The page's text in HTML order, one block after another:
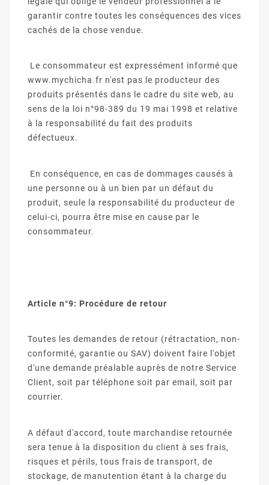
garantir contre toutes les conséquences des vices
cachés de la chose vendue.
Le consommateur est expressément informé que
www.mychicha.fr n'est pas le producteur des
produits présentés dans le cadre du site web, au
sens de la loi n°98-389 du 19 mai 1998 et relative
à la responsabilité du fait des produits
défectueux.
En conséquence, en cas de dommages causés à
une personne ou à un bien par un défaut du
produit, seule la responsabilité du producteur de
celui-ci, pourra être mise en cause par le
consommateur.
Article n°9: Procédure de retour
Toutes les demandes de retour (rétractation, non-
conformité, garantie ou SAV) doivent faire l'objet
d'une demande préalable auprès de notre Service
Client, soit par téléphone soit par email, soit par
courrier.
A défaut d'accord, toute marchandise retournée
sera tenue à la disposition du client à ses frais,
risques et périls, tous frais de transport, de
stockage, de manutention étant à la charge du